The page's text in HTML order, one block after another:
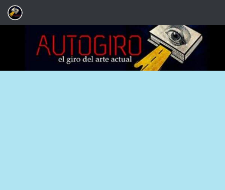
Saltar al contenido